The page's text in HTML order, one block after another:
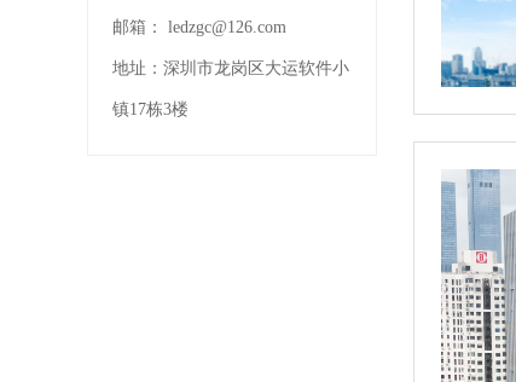
邮箱： ledzgc@126.com
地址： 深圳市龙岗区大运软件小
镇17栋3楼